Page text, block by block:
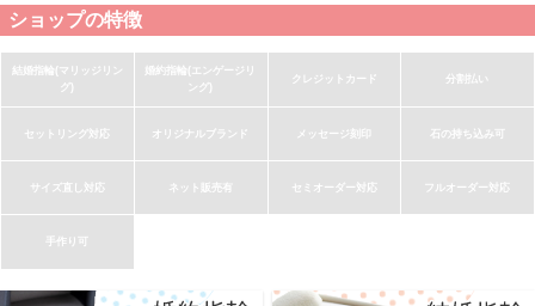
ショップの特徴
結婚指輪(マリッジリン
グ)
婚約指輪(エンゲージリ
ング)
クレジットカード 分割払い
セットリング対応 オリジナルブランド メッセージ刻印 石の持ち込み可
サイズ直し対応 ネット販売有 セミオーダー対応 フルオーダー対応
手作り可